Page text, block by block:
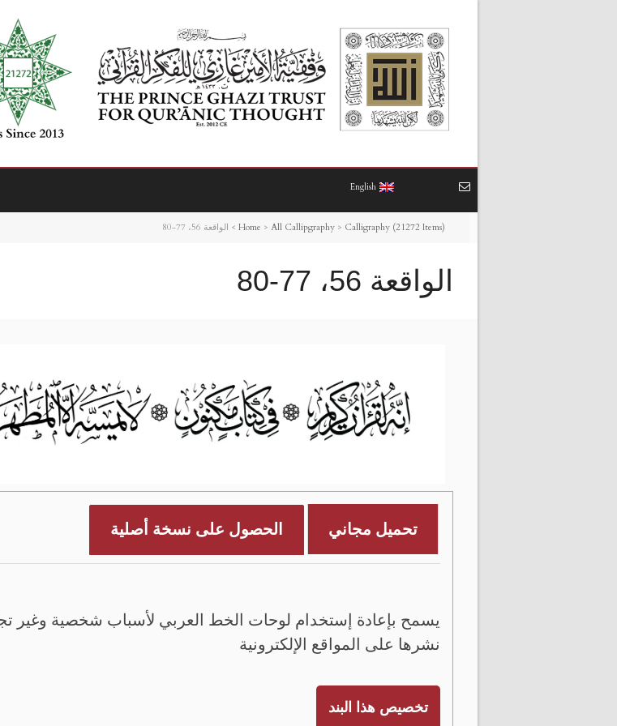
English
Home > All Callipgraphy > Calligraphy (21272 Items)
> الواقعة 56، 77-80
الواقعة 56، 77-80
تحميل مجاني الحصول على نسخة أصلية
يسمح بإعادة إستخدام لوحات الخط العربي لأسباب شخصية وغير
نشرها على المواقع الإلكترونية
تخصيص هذا البند